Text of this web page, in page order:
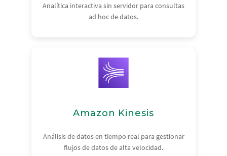
Analítica interactiva sin servidor para consultas
ad hoc de datos.
Amazon Kinesis
Análisis de datos en tiempo real para gestionar
flujos de datos de alta velocidad.